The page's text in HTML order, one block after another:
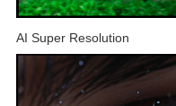
AI Super Resolution